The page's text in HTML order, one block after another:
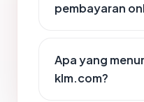
pembayaran
Apa yang
klm.com?